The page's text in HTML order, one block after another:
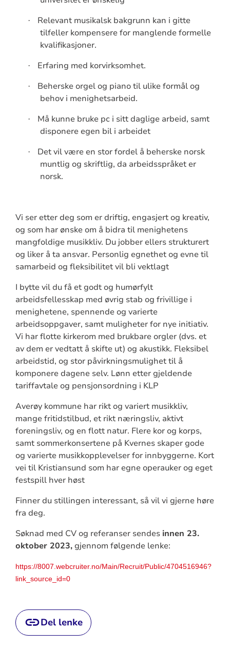
·
Relevant musikalsk bakgrunn kan i gitte
tilfeller kompensere for manglende formelle
kvalifikasjoner.
· Erfaring med korvirksomhet.
·
Beherske orgel og piano til ulike formål og
behov i menighetsarbeid.
·
Må kunne bruke pc i sitt daglige arbeid, samt
disponere egen bil i arbeidet
·
Det vil være en stor fordel å beherske norsk
muntlig og skriftlig, da arbeidsspråket er
norsk.
Vi ser etter deg som er driftig, engasjert og kreativ,
og som har ønske om å bidra til menighetens
mangfoldige musikkliv. Du jobber ellers strukturert
og liker å ta ansvar. Personlig egnethet og evne til
samarbeid og fleksibilitet vil bli vektlagt
I bytte vil du få et godt og humørfylt
arbeidsfellesskap med øvrig stab og frivillige i
menighetene, spennende og varierte
arbeidsoppgaver, samt muligheter for nye initiativ.
Vi har flotte kirkerom med brukbare orgler (dvs. et
av dem er vedtatt å skifte ut) og akustikk. Fleksibel
arbeidstid, og stor påvirkningsmulighet til å
komponere dagene selv. Lønn etter gjeldende
tariffavtale og pensjonsordning i KLP
Averøy kommune har rikt og variert musikkliv,
mange fritidstilbud, et rikt næringsliv, aktivt
foreningsliv, og en flott natur. Flere kor og korps,
samt sommerkonsertene på Kvernes skaper gode
og varierte musikkopplevelser for innbyggerne. Kort
vei til Kristiansund som har egne operauker og eget
festspill hver høst
Finner du stillingen interessant, så vil vi gjerne høre
fra deg.
Søknad med CV og referanser sendes innen 23.
oktober 2023,gjennom følgende lenke:
https://8007.webcruiter.no/Main/Recruit/Public/4704516946?
link_source_id=0
Del lenke